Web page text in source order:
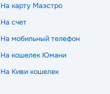
На карту Маэстро
На счет
На мобильный телефон
На кошелек Юмани
На Киви кошелек